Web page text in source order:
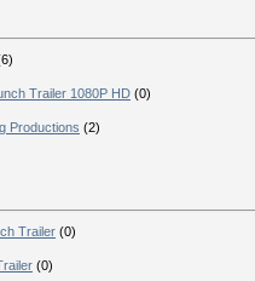
Trailer 1080P HD (0)
Productions (2)
Trailer (0)
(0)